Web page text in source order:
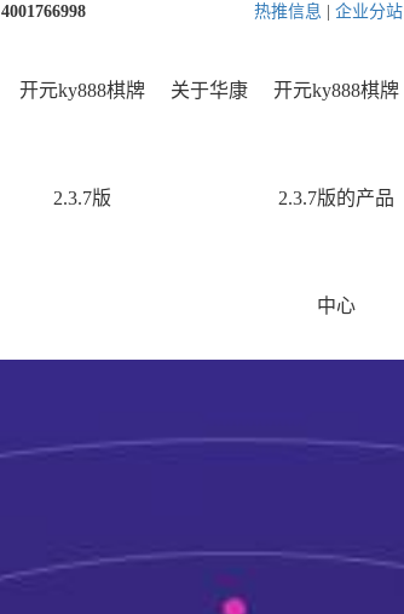
4001766998 热推信息 企业分站
开元ky888棋牌
2.3.7版
关于华康 开元ky888棋牌
2.3.7版的产品
中心